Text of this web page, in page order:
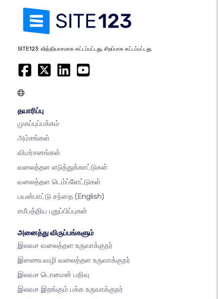
SITE123: வித்தியாசமாக கட்டப்பட்டது, சிறப்பாக கட்டப்பட்டது.
தயாரிப்பு
முகப்புப்பக்கம்
அம்சங்கள்
விமர்சனங்கள்
வலைத்தள எடுத்துக்காட்டுகள்
வலைத்தள டெம்ப்ளேட்டுகள்
பயன்பாட்டு சந்தை (English)
சமீபத்திய புதுப்பிப்புகள்
அனைத்து விருப்பங்களும்
இலவச வலைத்தள உருவாக்குநர்
இணையவழி வலைத்தள உருவாக்குநர்
இலவச டொமைன் பதிவு
இலவச இறங்கும் பக்க உருவாக்குநர்